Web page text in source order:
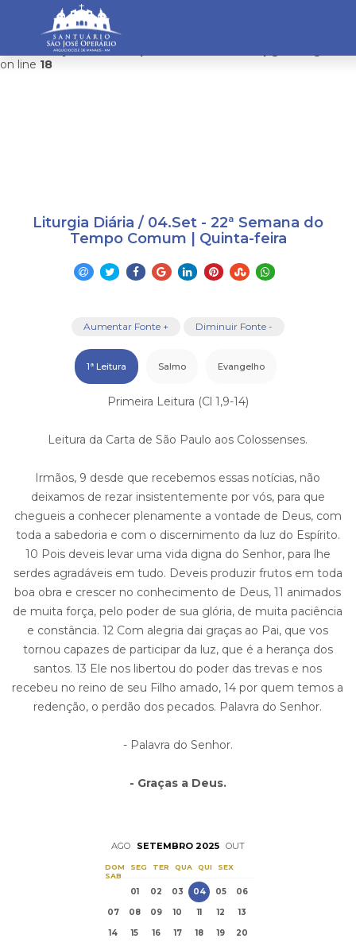
: mysqli_connect(): Headers and client library minor
version mismatch. Headers:101113 Library:100505 in
/home/saojosemanaus/public_html/restrito/pg/
on line 18
Liturgia Diária / 04.Set - 22ª Semana do
Tempo Comum | Quinta-feira
Aumentar Fonte + Diminuir Fonte -
1ª Leitura Salmo Evangelho
Primeira Leitura (Cl 1,9-14)
Leitura da Carta de São Paulo aos Colossenses.
Irmãos, 9 desde que recebemos essas notícias, não
deixamos de rezar insistentemente por vós, para que
chegueis a conhecer plenamente a vontade de Deus, com
toda a sabedoria e com o discernimento da luz do Espírito.
10 Pois deveis levar uma vida digna do Senhor, para lhe
serdes agradáveis em tudo. Deveis produzir frutos em toda
boa obra e crescer no conhecimento de Deus, 11 animados
de muita força, pelo poder de sua glória, de muita paciência
e constância. 12 Com alegria dai graças ao Pai, que vos
tornou capazes de participar da luz, que é a herança dos
santos. 13 Ele nos libertou do poder das trevas e nos
recebeu no reino de seu Filho amado, 14 por quem temos a
redenção, o perdão dos pecados. Palavra do Senhor.
- Palavra do Senhor.
- Graças a Deus.
AGO SETEMBRO 2025 OUT
DOM SEG TER QUA QUI
SEX
SAB
01 02 03 04 05
06
07
08 09 10 11 12
13
14
15 16 17 18 19
20